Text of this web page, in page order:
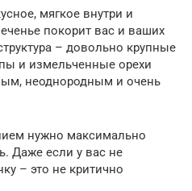
мягкое внутри и
покорит вас и ваших
– довольно крупные
и измельченные орехи
неоднородным и очень
нужно максимально
Даже если у вас не
– это не критично